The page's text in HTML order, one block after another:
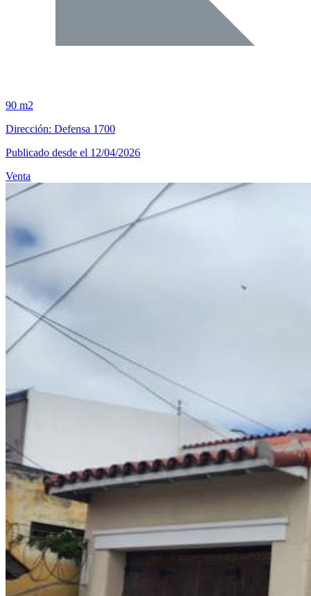
90 m2
Dirección: Defensa 1700
Publicado desde el 12/04/2026
Venta